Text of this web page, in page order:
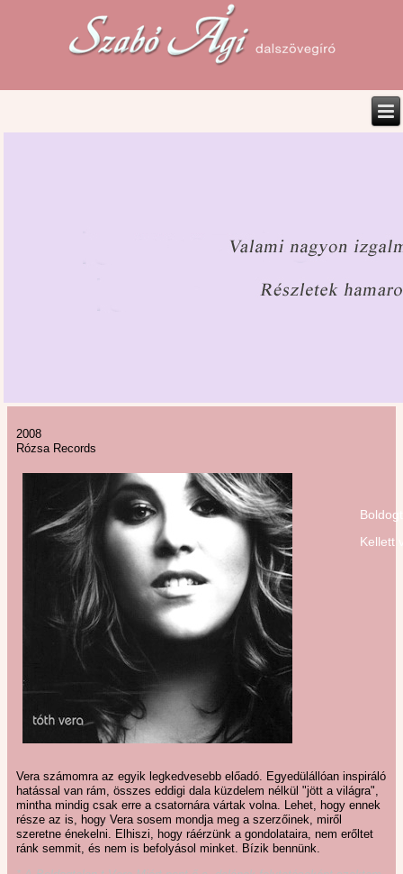
2008
Rózsa Records
Kellett
Vera számomra az egyik legkedvesebb előadó. Egyedülállóan inspiráló
hatással van rám, összes eddigi dala küzdelem nélkül "jött a világra",
mintha mindig csak erre a csatornára vártak volna. Lehet, hogy ennek
része az is, hogy Vera sosem mondja meg a szerzőinek, miről
szeretne énekelni. Elhiszi, hogy ráérzünk a gondolataira, nem erőltet
ránk semmit, és nem is befolyásol minket. Bízik bennünk.